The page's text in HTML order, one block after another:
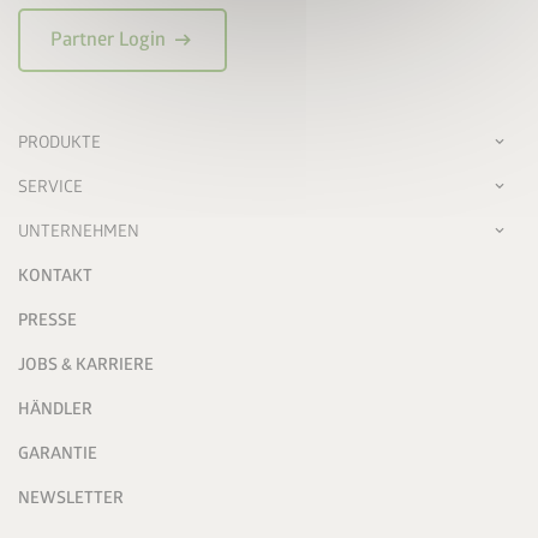
Partner Login arrow_right_alt
PRODUKTE
SERVICE
UNTERNEHMEN
KONTAKT
PRESSE
JOBS & KARRIERE
HÄNDLER
GARANTIE
NEWSLETTER